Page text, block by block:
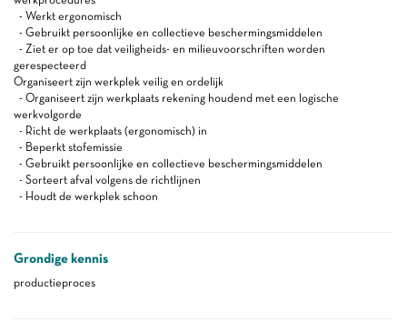
- Werkt ergonomisch
- Gebruikt persoonlijke en collectieve beschermingsmiddelen
- Ziet er op toe dat veiligheids- en milieuvoorschriften worden
gerespecteerd
Organiseert zijn werkplek veilig en ordelijk
- Organiseert zijn werkplaats rekening houdend met een logische
werkvolgorde
- Richt de werkplaats (ergonomisch) in
- Beperkt stofemissie
- Gebruikt persoonlijke en collectieve beschermingsmiddelen
- Sorteert afval volgens de richtlijnen
- Houdt de werkplek schoon
Grondige kennis
productieproces